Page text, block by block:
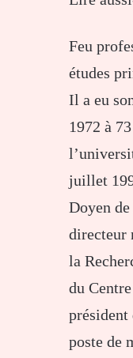
Feu
études
Il a eu
1972 à
juillet
Doyen
directeur
la
du
président
poste de